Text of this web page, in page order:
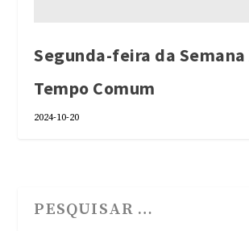
Segunda-feira da Semana
Tempo Comum
2024-10-20